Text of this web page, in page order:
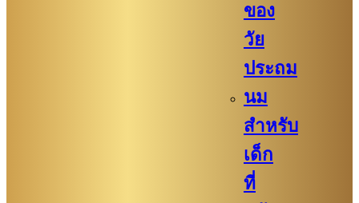
ของ
วัย
ประถม
นม
สำหรับ
เด็ก
ที่